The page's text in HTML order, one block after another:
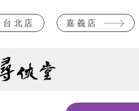
台北店 嘉義店